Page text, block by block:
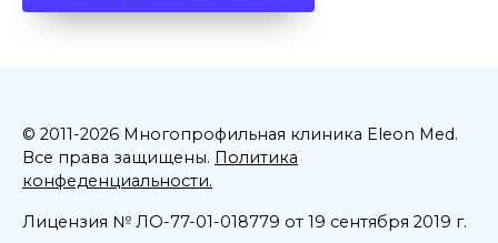
© 2011-2026 Многопрофильная клиника Eleon Med.
Все права защищены. Политика
конфеденциальности.
Лицензия № ЛО-77-01-018779 от 19 сентября 2019 г.